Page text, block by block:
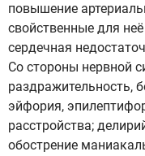
повышение
свойственные для
сердечная
Со стороны нервной
раздражительность,
эйфория,
расстройства;
обострение